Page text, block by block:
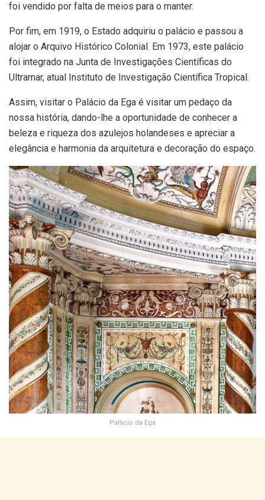
foi vendido por falta de meios para o manter.
Por fim, em 1919, o Estado adquiriu o palácio e passou a
alojar o Arquivo Histórico Colonial. Em 1973, este palácio
foi integrado na Junta de Investigações Científicas do
Ultramar, atual Instituto de Investigação Científica Tropical.
Assim, visitar o Palácio da Ega é visitar um pedaço da
nossa história, dando-lhe a oportunidade de conhecer a
beleza e riqueza dos azulejos holandeses e apreciar a
elegância e harmonia da arquitetura e decoração do espaço.
Palácio da Ega